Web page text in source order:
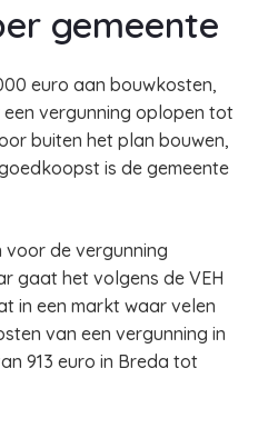
gemeente
euro aan bouwkosten,
vergunning oplopen tot
buiten het plan bouwen,
is de gemeente
voor de vergunning
gaat het volgens de VEH
in een markt waar velen
van een vergunning in
913 euro in Breda tot